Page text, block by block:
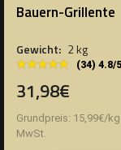
Bauern-Grillente
Gewicht: 2 kg
★★★★★
★★★★★ (34) 4.8/
31,98€
Grundpreis: 15,99€/kg
MwSt.